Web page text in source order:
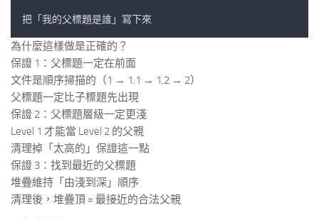
把 「 我的父標題是誰 」 寫下來
為什麼這樣做是正確的？
保證 1：父標題一定在前面
文件是順序掃描的（1 → 1.1 → 1.2 → 2）
父標題一定比子標題先出現
保證 2：父標題層級一定更淺
Level 1 才能當 Level 2 的父親
清理掉「太高的」保證這一點
保證 3：找到最近的父標題
堆疊維持「由淺到深」順序
清理後，堆疊頂 = 最接近的合法父親